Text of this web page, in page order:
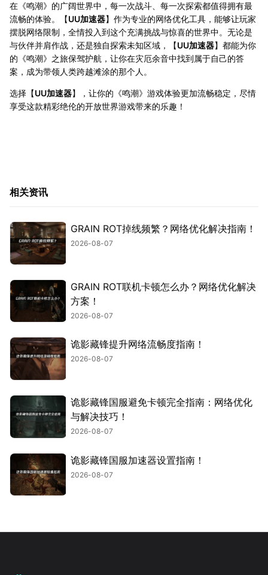
在《鸣潮》的广阔世界中，每一次战斗、每一次探索都值得拥有最
流畅的体验。【UU加速器】作为专业的网络优化工具，能够让玩家
摆脱网络限制，全情投入到这个充满挑战与惊喜的世界中。无论是
与伙伴并肩作战，还是独自探索未知区域，【UU加速器】都能为你
的《鸣潮》之旅保驾护航，让你在灾厄余音中找到属于自己的答
案，成为带领人类跨越滩涂的那个人。
选择【UU加速器】，让你的《鸣潮》游戏体验更加流畅稳定，尽情
享受这款精彩绝伦的开放世界游戏带来的乐趣！
相关资讯
GRAIN ROT掉线频繁？网络优化解决指南！
2026-08-07
GRAIN ROT联机卡顿怎么办？网络优化解决
方案！
2026-08-07
诡影藏锋提升网络流畅度指南！
2026-08-07
诡影藏锋国服避免卡顿完全指南：网络优化
与解决技巧！
2026-08-07
诡影藏锋国服加速器设置指南！
2026-08-07